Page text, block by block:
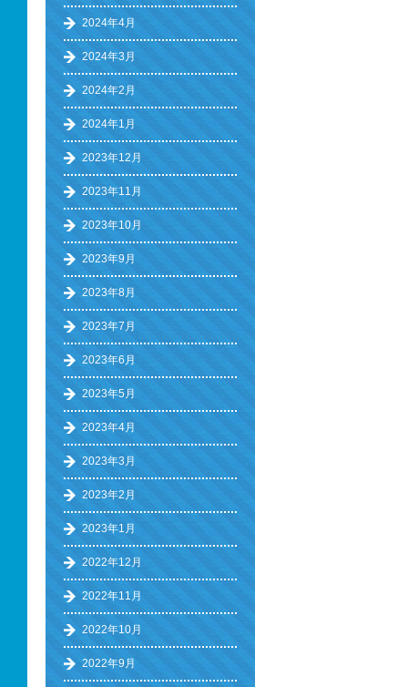
2024年4月
2024年3月
2024年2月
2024年1月
2023年12月
2023年11月
2023年10月
2023年9月
2023年8月
2023年7月
2023年6月
2023年5月
2023年4月
2023年3月
2023年2月
2023年1月
2022年12月
2022年11月
2022年10月
2022年9月